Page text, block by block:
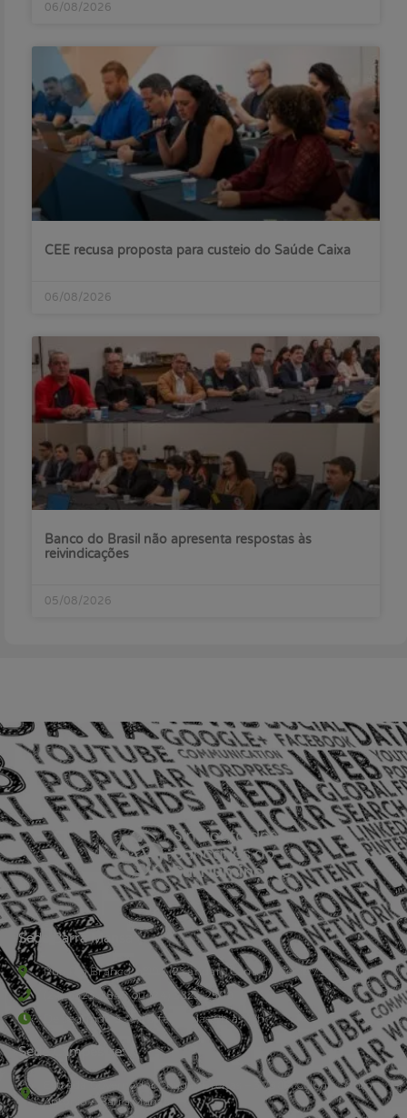
06/08/2026
CEE recusa proposta para custeio do Saúde Caixa
06/08/2026
Banco do Brasil não apresenta respostas às
reivindicações
05/08/2026
Sede Barra Mansa
Rua Rio Branco, nº107 (2º andar), Centro - Cep: 27.330-030
(24) 3323-2848 ou (24) 3323-2500
De segunda à sexta-feira , das 9h às 17h.
Sede Campestre:
Estrada Governador Chagas Freitas – 3.780 – Colônia Santo
Antônio – Barra Mansa